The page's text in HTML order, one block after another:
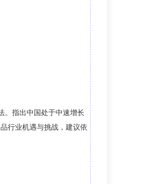
。指出中国处于中速增长
行业机遇与挑战，建议依